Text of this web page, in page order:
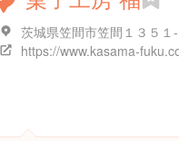
茨城県笠間市笠間１３５１-
https://www.kasama-